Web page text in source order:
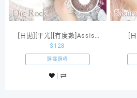
[日拋][平光][有度數]Assist
shutella 1Day Dig Rock彩
色隱形眼鏡一盒六片
$ 128
選擇選項
[